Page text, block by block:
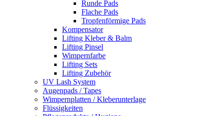
Runde Pads
Flache Pads
Tropfenförmige Pads
Kompensator
Lifting Kleber & Balm
Lifting Pinsel
Wimpernfarbe
Lifting Sets
Lifting Zubehör
UV Lash System
Augenpads / Tapes
Wimpernplatten / Kleberunterlage
Flüssigkeiten